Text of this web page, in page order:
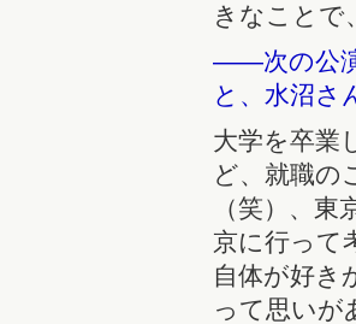
きなことで
――次の公
と、水沼さ
大学を卒業
ど、就職の
（笑）、
京に行って
自体が好き
って思いが